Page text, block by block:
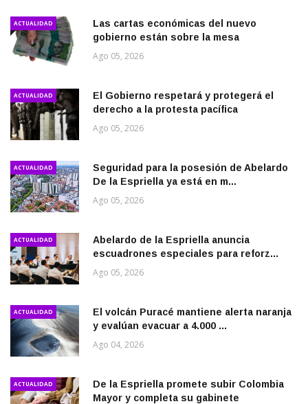
ACTUALIDAD
Las cartas económicas del nuevo
gobierno están sobre la mesa
Ago 05, 2026
ACTUALIDAD
El Gobierno respetará y protegerá el
derecho a la protesta pacífica
Ago 05, 2026
ACTUALIDAD
Seguridad para la posesión de Abelardo
De la Espriella ya está en m...
Ago 05, 2026
ACTUALIDAD
Abelardo de la Espriella anuncia
escuadrones especiales para reforz...
Ago 05, 2026
ACTUALIDAD
El volcán Puracé mantiene alerta naranja
y evalúan evacuar a 4.000 ...
Ago 04, 2026
ACTUALIDAD
De la Espriella promete subir Colombia
Mayor y completa su gabinete